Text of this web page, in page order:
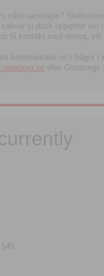
våra samlingar?
vi dock uppgifter
få kontakt med dessa, vill
kommentarer och frågor
eller Göteborgs